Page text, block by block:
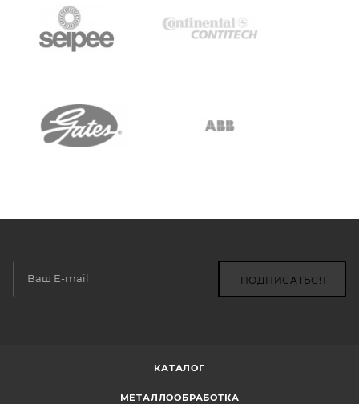
ПОДПИСАТЬСЯ
КАТАЛОГ
МЕТАЛЛООБРАБОТКА